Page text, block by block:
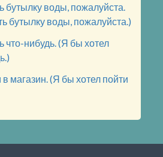
бутылку воды, пожалуйста.
бутылку воды, пожалуйста.)
что-нибудь. (Я бы хотел
магазин. (Я бы хотел пойти